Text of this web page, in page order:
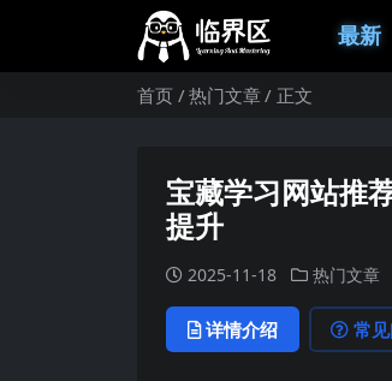
最新
首页 热门文章 正文
宝藏学习网站推
提升
2025-11-18 热门文章
详情介绍 常